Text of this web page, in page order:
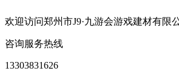
欢迎访问郑州市J9·九游会游戏建材有
咨询服务热线
13303831626